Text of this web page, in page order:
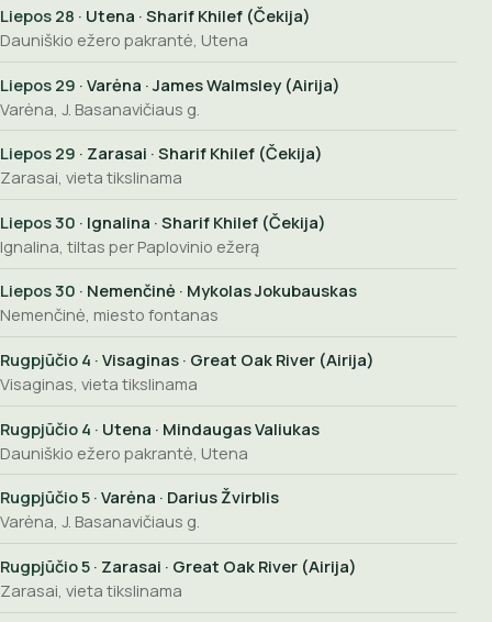
Liepos 28 · Utena · Sharif Khilef (Čekija)
Dauniškio ežero pakrantė, Utena
Liepos 29 · Varėna · James Walmsley (Airija)
Varėna, J. Basanavičiaus g.
Liepos 29 · Zarasai · Sharif Khilef (Čekija)
Zarasai, vieta tikslinama
Liepos 30 · Ignalina · Sharif Khilef (Čekija)
Ignalina, tiltas per Paplovinio ežerą
Liepos 30 · Nemenčinė · Mykolas Jokubauskas
Nemenčinė, miesto fontanas
Rugpjūčio 4 · Visaginas · Great Oak River (Airija)
Visaginas, vieta tikslinama
Rugpjūčio 4 · Utena · Mindaugas Valiukas
Dauniškio ežero pakrantė, Utena
Rugpjūčio 5 · Varėna · Darius Žvirblis
Varėna, J. Basanavičiaus g.
Rugpjūčio 5 · Zarasai · Great Oak River (Airija)
Zarasai, vieta tikslinama